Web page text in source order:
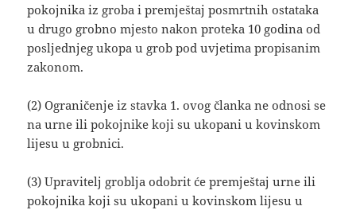
pokojnika iz groba i premještaj posmrtnih ostataka
u drugo grobno mjesto nakon proteka 10 godina od
posljednjeg ukopa u grob pod uvjetima propisanim
zakonom.
(2) Ograničenje iz stavka 1. ovog članka ne odnosi se
na urne ili pokojnike koji su ukopani u kovinskom
lijesu u grobnici.
(3) Upravitelj groblja odobrit će premještaj urne ili
pokojnika koji su ukopani u kovinskom lijesu u